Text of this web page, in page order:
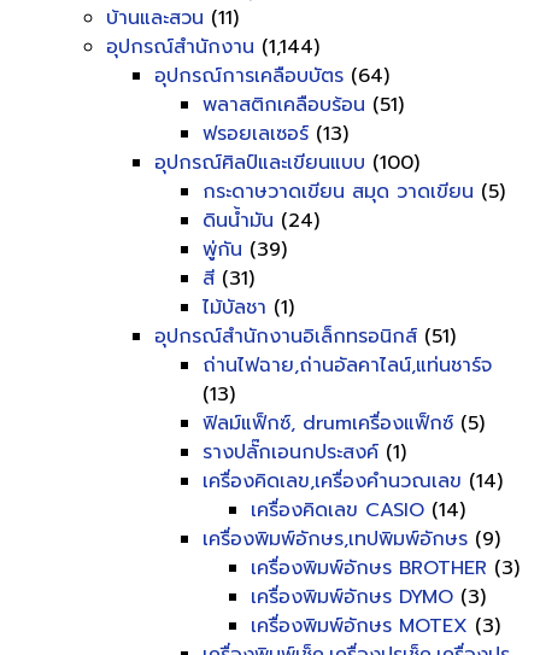
บ้านและสวน (11)
อุปกรณ์สำนักงาน (1,144)
อุปกรณ์การเคลือบบัตร (64)
พลาสติกเคลือบร้อน (51)
ฟรอยเลเซอร์ (13)
อุปกรณ์ศิลป์และเขียนแบบ (100)
กระดาษวาดเขียน สมุด วาดเขียน (5)
ดินน้ำมัน (24)
พู่กัน (39)
สี (31)
ไม้บัลชา (1)
อุปกรณ์สำนักงานอิเล็กทรอนิกส์ (51)
ถ่านไฟฉาย,ถ่านอัลคาไลน์,แท่นชาร์จ
(13)
ฟิลม์แฟ็กซ์, drumเครื่องแฟ็กซ์ (5)
รางปลั๊กเอนกประสงค์ (1)
เครื่องคิดเลข,เครื่องคำนวณเลข (14)
เครื่องคิดเลข CASIO (14)
เครื่องพิมพ์อักษร,เทปพิมพ์อักษร (9)
เครื่องพิมพ์อักษร BROTHER (3)
เครื่องพิมพ์อักษร DYMO (3)
เครื่องพิมพ์อักษร MOTEX (3)